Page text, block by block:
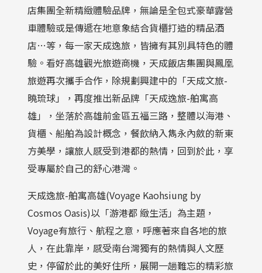
店集團全新精緻體驗品牌，無論是全包式豪華露營
車體驗或是傳遞在地意象結合貨櫃打造的精品酒
店…等，每一家天成逸旅，皆擁有其別具特色的體
驗。看好高雄觀光旅遊商機，天成飯店集團與鳳凰
旅遊再次攜手合作，除規劃興建中的「天成文旅-
曉琉球」，再度推出新品牌「天成逸旅-舶寓高
雄」，坐落於高雄前金區五福三路，整體以海港、
貨櫃、船舶為設計概念，餐飲納入雋永內斂的新東
方美學，讓旅人感受到港都的熱情，回到於此，享
受專屬於自己的舒心港灣。
天成逸旅-舶寓高雄(Voyage Kaohsiung by
Cosmos Oasis)以「游港都 緻生活」為主題，
Voyage有旅行、航程之意，呼應著來自各地的旅
人，在此靠岸，感受南台灣獨有的熱情與人文歷
史，停留於此的美好住所，展開一趟難忘的精彩旅